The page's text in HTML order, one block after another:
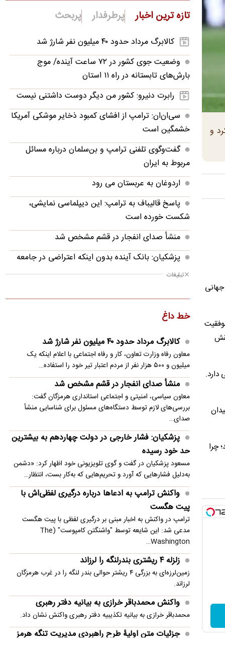
و
جهانی
موفقیت
نقش
دارد.
اوستنده به میدان
چرا
تازه ترین اخبار پرطرفدار پربحث
کالابرگ مرداد حدود ۴۰‌ میلیون نفر شارژ شد
وضعیت جوی کشور در ۷۲ ساعت آینده/ موج
بارش‌های تابستانه در راه ۱۱ استان
رابرت دنیرو: کشور من دیگر دوست داشتنی نیست
سی‌ان‌ان: ترامپ از افشای کمبود ذخایر موشکی آمریکا
خشمگین است
گفت‌وگوی تلفنی ترامپ و بن‌سلمان درباره مسائل
مربوط به ایران
اردوغان به عربستان می رود
پاسخ قالیباف به ترامپ: این دیپلماسی نمایشی،
شکست خورده است
منشأ صدای انفجار در قشم مشخص شد
پزشکیان: بانک آینده بدون اینکه اعتراضی در جامعه
شکل بگیرد، بسته شد
پزشکیان: در ابتدای دولت با قطعی برق، آب و گاز
مواجه بودیم
معاون مرکز شرکت‌های دانش‌بنیان: توسعه فناوری،
مسیر رقابت‌پذیری صنعت قطعه‌سازی است
سنتکام: به محاصره دریایی ایران ادامه می دهیم
مصر خواستار تدوین چشم‌انداز مشترک عربی برای
امنیت منطقه شد
انفجار در حومه دمشق چند کشته و زخمی برجا
گذاشت
تبلیغات
خط داغ
کالابرگ مرداد حدود ۴۰‌ میلیون نفر شارژ شد
معاون رفاه وزارت تعاون، کار و رفاه اجتماعی با اعلام اینکه یک
میلیون و ۵۰۰ هزار نفر از مردم اعتبار تیر خود را استفاده…
منشأ صدای انفجار در قشم مشخص شد
معاون سیاسی، امنیتی و اجتماعی استانداری هرمزگان گفت:
بررسی‌های لازم توسط دستگاه‌های مسئول برای شناسایی منشأ
صدای…
پزشکیان: فشار خارجی در دولت چهاردهم به بیشترین
حد خود رسیده
مسعود پزشکیان در گفت و گوی تلویزیونی خود اظهار کرد: «دشمن
به‌دلیل فشارهایی که آورد و تحریم‌هایی که به‌کار بست، انتظار…
واکنش ترامپ به ادعاها درباره درگیری لفظی‌اش با
پیت هگست
ترامپ در واکنش به اخبار مبنی بر درگیری لفظی با پیت هگست
مدعی شد: این شایعه توسط "واشنگتن کامپوست" (The
Washington…
زلزله ۴ ریشتری بندرلنگه را لرزاند
زمین‌لرزه‌ای به بزرگی ۴ ریشتر حوالی بندر لنگه را در غرب هرمزگان
لرزاند.
واکنش محمدباقر خرازی به بیانیه دفتر رهبری
محمدباقر خرازی به بیانیه تکذیبیه دفتر رهبری واکنش نشان داد.
جزئیات متن اولیۀ طرح راهبردی مدیریت تنگه هرمز